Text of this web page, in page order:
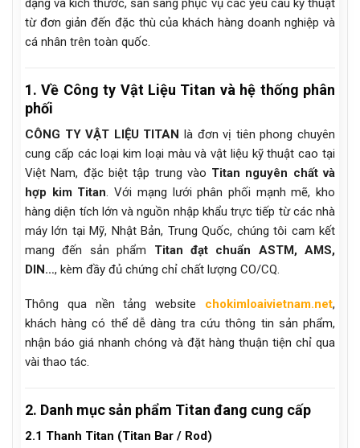
dạng và kích thước, sẵn sàng phục vụ các yêu cầu kỹ thuật
từ đơn giản đến đặc thù của khách hàng doanh nghiệp và
cá nhân trên toàn quốc.
1. Về Công ty Vật Liệu Titan và hệ thống phân
phối
CÔNG TY VẬT LIỆU TITAN là đơn vị tiên phong chuyên
cung cấp các loại kim loại màu và vật liệu kỹ thuật cao tại
Việt Nam, đặc biệt tập trung vào Titan nguyên chất và
hợp kim Titan . Với mạng lưới phân phối mạnh mẽ, kho
hàng diện tích lớn và nguồn nhập khẩu trực tiếp từ các nhà
máy lớn tại Mỹ, Nhật Bản, Trung Quốc, chúng tôi cam kết
mang đến sản phẩm Titan đạt chuẩn ASTM, AMS,
DIN…, kèm đầy đủ chứng chỉ chất lượng CO/CQ.
Thông qua nền tảng website chokimloaivietnam.net,
khách hàng có thể dễ dàng tra cứu thông tin sản phẩm,
nhận báo giá nhanh chóng và đặt hàng thuận tiện chỉ qua
vài thao tác.
2. Danh mục sản phẩm Titan đang cung cấp
2.1 Thanh Titan (Titan Bar / Rod)